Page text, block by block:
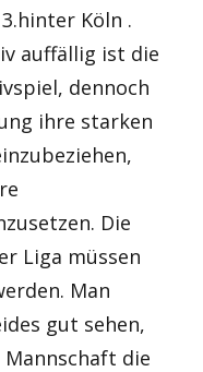
Köln .
auffällig ist die
dennoch
ihre starken
Die
Liga müssen
Man
gut sehen,
die